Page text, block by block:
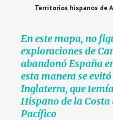
Territorios hispanos de
En este mapa, no
exploraciones de
abandonó España
esta manera se
Inglaterra, que
Hispano de la Costa
Pacífico